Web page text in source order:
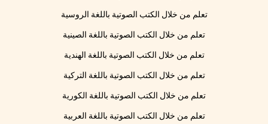
تعلم من خلال الكتب الصوتية باللغة الروسية
تعلم من خلال الكتب الصوتية باللغة الصينية
تعلم من خلال الكتب الصوتية باللغة الهندية
تعلم من خلال الكتب الصوتية باللغة التركية
تعلم من خلال الكتب الصوتية باللغة الكورية
تعلم من خلال الكتب الصوتية باللغة العربية